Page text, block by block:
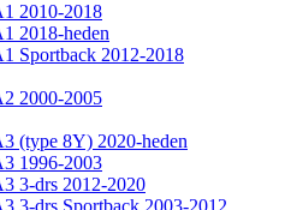
2010-2018
2018-heden
Sportback 2012-2018
2000-2005
(type 8Y) 2020-heden
1996-2003
3-drs 2012-2020